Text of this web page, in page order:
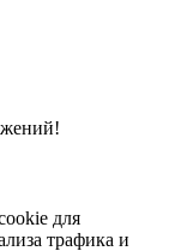
для
трафика и